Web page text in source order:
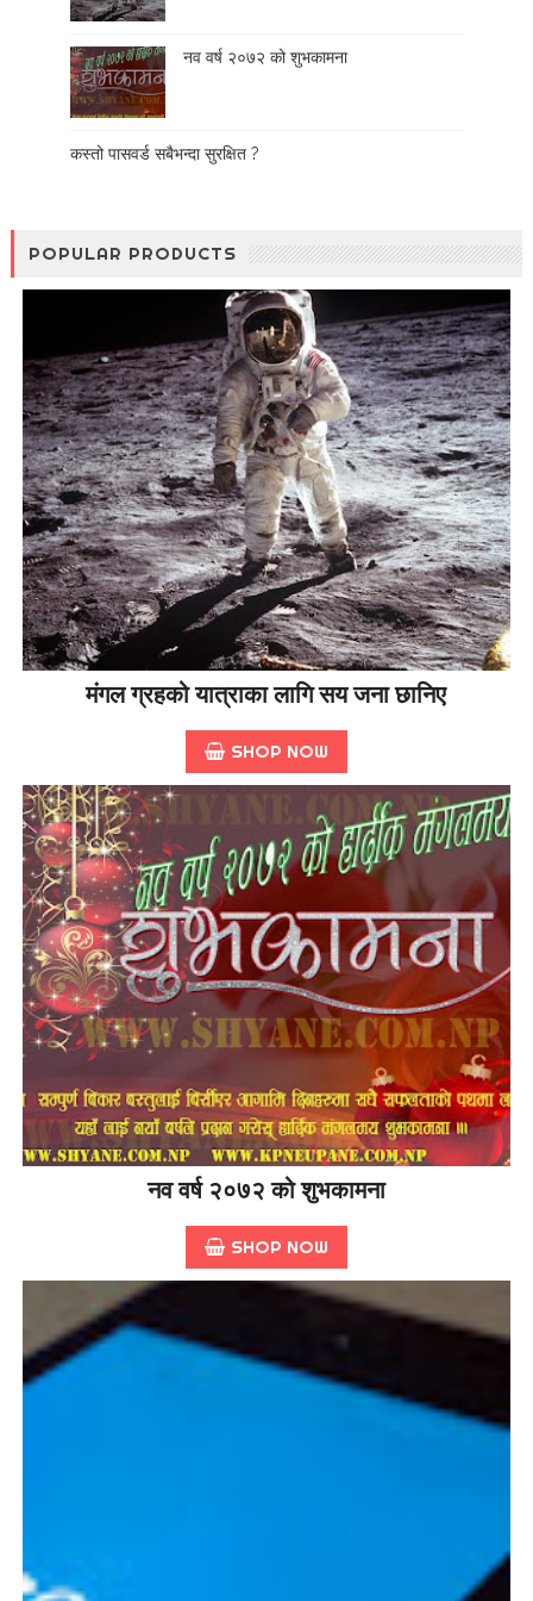
नव वर्ष २०७२ को शुभकामना
कस्तो पासवर्ड सबैभन्दा सुरक्षित ?
POPULAR PRODUCTS
मंगल ग्रहको यात्राका लागि सय जना छानिए
SHOP NOW
नव वर्ष २०७२ को शुभकामना
SHOP NOW